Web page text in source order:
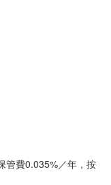
管費0.035%／年，按